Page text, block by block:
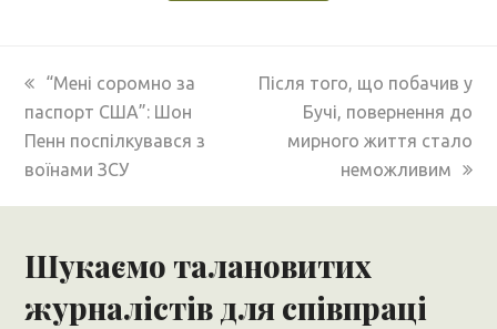
previous
post:
“Мені соромно за
паспорт США”: Шон
Пенн поспілкувався з
воїнами ЗСУ
next
Після того, що побачив у
Бучі, повернення до
мирного життя стало
неможливим
Шукаємо талановитих
журналістів для співпраці